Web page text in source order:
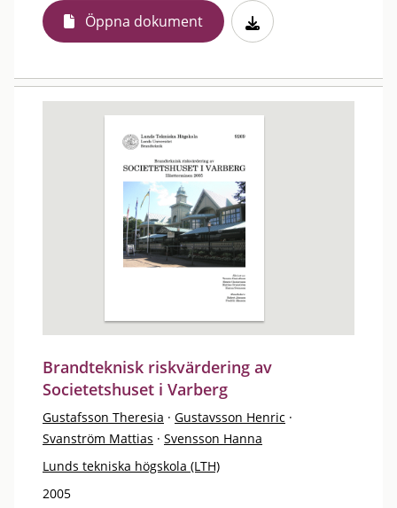
Öppna dokument
Brandteknisk riskvärdering av
Societetshuset i Varberg
Gustafsson Theresia · Gustavsson Henric ·
Svanström Mattias · Svensson Hanna
Lunds tekniska högskola (LTH)
2005